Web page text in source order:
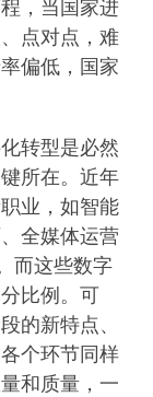
，当国家进
点对点，难
偏低，国家
转型是必然
所在。近年
业，如智能
全媒体运营
而这些数字
比例。可
的新特点、
个环节同样
和质量，一